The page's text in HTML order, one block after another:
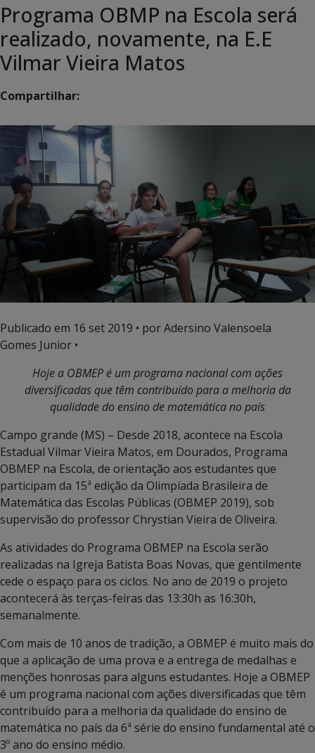
Programa OBMP na Escola será
realizado, novamente, na E.E
Vilmar Vieira Matos
Compartilhar:
Publicado em 16 set 2019 • por Adersino Valensoela
Gomes Junior •
Hoje a OBMEP é um programa nacional com ações
diversificadas que têm contribuído para a melhoria da
qualidade do ensino de matemática no país
Campo grande (MS) – Desde 2018, acontece na Escola
Estadual Vilmar Vieira Matos, em Dourados, Programa
OBMEP na Escola, de orientação aos estudantes que
participam da 15ª edição da Olimpíada Brasileira de
Matemática das Escolas Públicas (OBMEP 2019), sob
supervisão do professor Chrystian Vieira de Oliveira.
As atividades do Programa OBMEP na Escola serão
realizadas na Igreja Batista Boas Novas, que gentilmente
cede o espaço para os ciclos. No ano de 2019 o projeto
acontecerá às terças-feiras das 13:30h as 16:30h,
semanalmente.
Com mais de 10 anos de tradição, a OBMEP é muito mais do
que a aplicação de uma prova e a entrega de medalhas e
menções honrosas para alguns estudantes. Hoje a OBMEP
é um programa nacional com ações diversificadas que têm
contribuído para a melhoria da qualidade do ensino de
matemática no país da 6ª série do ensino fundamental até o
3º ano do ensino médio.